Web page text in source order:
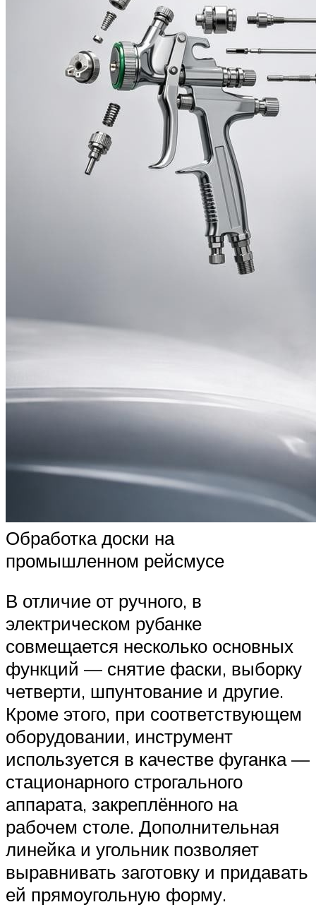
Обработка доски на
промышленном рейсмусе
В отличие от ручного, в
электрическом рубанке
совмещается несколько основных
функций — снятие фаски, выборку
четверти, шпунтование и другие.
Кроме этого, при соответствующем
оборудовании, инструмент
используется в качестве фуганка —
стационарного строгального
аппарата, закреплённого на
рабочем столе. Дополнительная
линейка и угольник позволяет
выравнивать заготовку и придавать
ей прямоугольную форму.